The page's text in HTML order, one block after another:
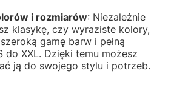
i rozmiarów: Niezależnie
klasykę, czy wyraziste kolory,
gamę barw i pełną
do XXL. Dzięki temu możesz
ją do swojego stylu i potrzeb.